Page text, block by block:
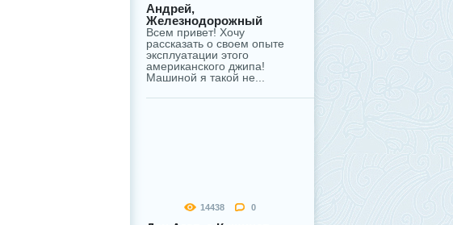
Андрей,
Железнодорожный
Всем привет! Хочу
рассказать о своем опыте
эксплуатации этого
американского джипа!
Машиной я такой не...
14438 0